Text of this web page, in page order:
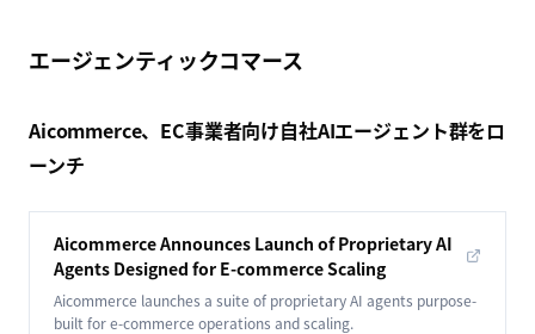
エージェンティックコマース
Aicommerce、EC事業者向け自社AIエージェント群をロ
ーンチ
Aicommerce Announces Launch of Proprietary AI
Agents Designed for E-commerce Scaling
Aicommerce launches a suite of proprietary AI agents purpose-
built for e-commerce operations and scaling.